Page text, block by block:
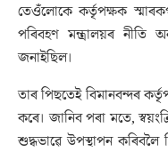
তেওঁলোকে কৰ্তৃপক্ষক
পৰিবহণ মন্ত্ৰালয়ৰ নীতি
জনাইছিল।
তাৰ পিছতেই বিমানবন্দৰ
কৰে। জানিব পৰা মতে,
শুদ্ধভাৱে উপস্থাপন কৰিবলৈ